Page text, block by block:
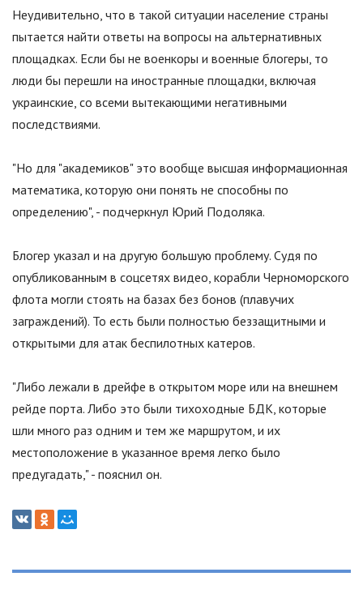
Неудивительно, что в такой ситуации население страны
пытается найти ответы на вопросы на альтернативных
площадках. Если бы не военкоры и военные блогеры, то
люди бы перешли на иностранные площадки, включая
украинские, со всеми вытекающими негативными
последствиями.
"Но для "академиков" это вообще высшая информационная
математика, которую они понять не способны по
определению", - подчеркнул Юрий Подоляка.
Блогер указал и на другую большую проблему. Судя по
опубликованным в соцсетях видео, корабли Черноморского
флота могли стоять на базах без бонов (плавучих
заграждений). То есть были полностью беззащитными и
открытыми для атак беспилотных катеров.
"Либо лежали в дрейфе в открытом море или на внешнем
рейде порта. Либо это были тихоходные БДК, которые
шли много раз одним и тем же маршрутом, и их
местоположение в указанное время легко было
предугадать," - пояснил он.